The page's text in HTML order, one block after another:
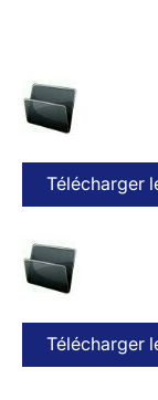
Télécharger
Télécharger